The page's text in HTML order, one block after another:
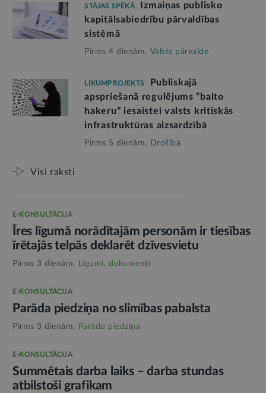
STĀJAS SPĒKĀ
Izmaiņas publisko
kapitālsabiedrību pārvaldības
sistēmā
Pirms 4 dienām, Valsts pārvalde
LIKUMPROJEKTS
Publiskajā
apspriešanā regulējums “balto
hakeru” iesaistei valsts kritiskās
infrastruktūras aizsardzībā
Pirms 5 dienām, Drošība
Visi raksti
E-KONSULTĀCIJA
Īres līgumā norādītajām personām ir tiesības
īrētajās telpās deklarēt dzīvesvietu
Pirms 3 dienām, Līgumi, dokumenti
E-KONSULTĀCIJA
Parāda piedziņa no slimības pabalsta
Pirms 3 dienām, Parādu piedziņa
E-KONSULTĀCIJA
Summētais darba laiks – darba stundas
atbilstoši grafikam